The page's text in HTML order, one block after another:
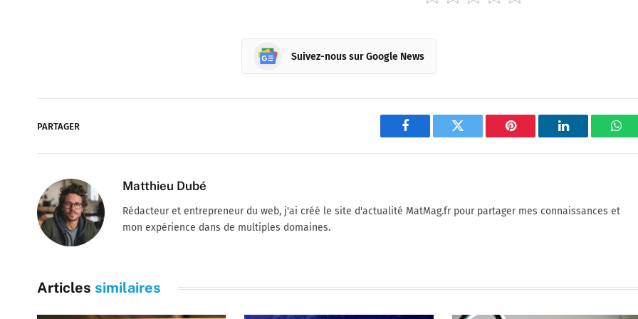
Suivez-nous sur Google News
PARTAGER
Facebook Twitter Pinterest LinkedIn
Matthieu Dubé
Rédacteur et entrepreneur du web, j'ai créé le site d'actualité MatMag.fr pour partager mes connaissances et
mon expérience dans de multiples domaines.
Articles similaires